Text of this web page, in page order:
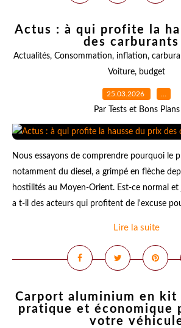
Actus : à qui profite la
des carburants
Actualités, Consommation, inflation,
Voiture, budget
25.03.2026 …
Par Tests et Bons Plans
Nous essayons de comprendre pourquoi le
notamment du diesel, a grimpé en flèche
hostilités au Moyen-Orient. Est-ce normal
a t-il des acteurs qui profitent de l'excuse
Lire la suite
Carport aluminium en
pratique et économique
votre